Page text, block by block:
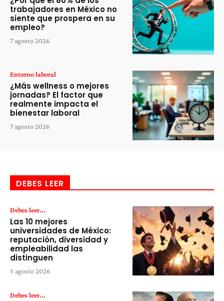
trabajadores en México no
siente que prospera en su
empleo?
7 agosto 2026
Entorno laboral
¿Más wellness o mejores
jornadas? El factor que
realmente impacta el
bienestar laboral
7 agosto 2026
DEBES LEER
Debes leer...
Las 10 mejores
universidades de México:
reputación, diversidad y
empleabilidad las
distinguen
5 agosto 2026
Debes leer...